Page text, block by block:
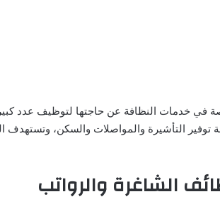
خدمات النظافة عن حاجتها لتوظيف عدد
توفير التأشيرة والمواصلات والسكن، وتستهدف
الشاغرة والرواتب